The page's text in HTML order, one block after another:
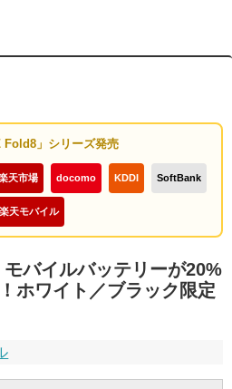
Fold8」シリーズ発売
天市場 docomo KDDI SoftBank
楽天モバイル
バイルバッテリーが20%
ホワイト／ブラック限定